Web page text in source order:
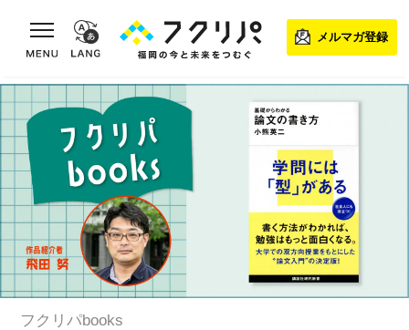
toggle navigation
メルマガ登録
フクリパbooks